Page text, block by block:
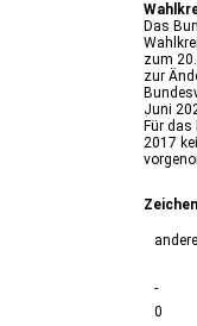
Das
zum
zur
Juni
Für
2017
-
0